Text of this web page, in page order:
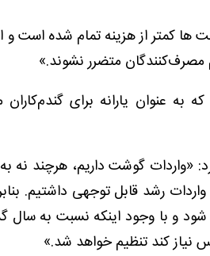
ها کمتر از هزینه تمام‌ شده است و
مصرف‌کنندگان متضرر نشوند.»
به عنوان یارانه برای
«واردات گوشت داریم، هرچند نه
رشد قابل توجهی داشتیم.
و با وجود اینکه نسبت به سال
نیاز کند تنظیم خواهد شد.»